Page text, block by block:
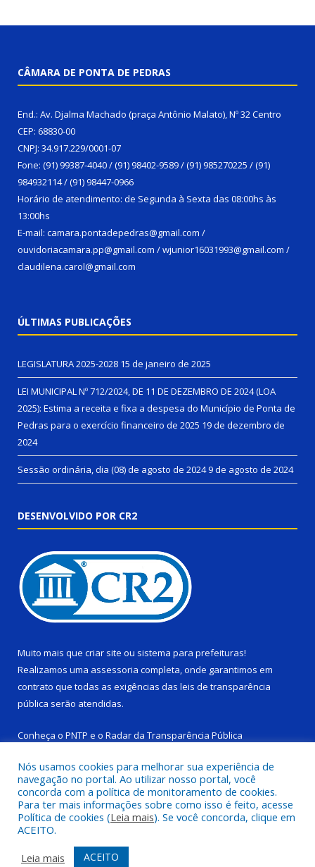
CÂMARA DE PONTA DE PEDRAS
End.: Av. Djalma Machado (praça Antônio Malato), Nº 32 Centro
CEP: 68830-00
CNPJ: 34.917.229/0001-07
Fone: (91) 99387-4040 / (91) 98402-9589 / (91) 985270225 / (91)
984932114 / (91) 98447-0966
Horário de atendimento: de Segunda à Sexta das 08:00hs às
13:00hs
E-mail: camara.pontadepedras@gmail.com /
ouvidoriacamara.pp@gmail.com / wjunior16031993@gmail.com /
claudilena.carol@gmail.com
ÚLTIMAS PUBLICAÇÕES
LEGISLATURA 2025-2028 15 de janeiro de 2025
LEI MUNICIPAL Nº 712/2024, DE 11 DE DEZEMBRO DE 2024 (LOA
2025): Estima a receita e fixa a despesa do Município de Ponta de
Pedras para o exercício financeiro de 2025 19 de dezembro de
2024
Sessão ordinária, dia (08) de agosto de 20249 de agosto de 2024
DESENVOLVIDO POR CR2
Muito mais que criar site ou sistema para prefeituras!
Realizamos uma assessoria completa, onde garantimos em
contrato que todas as exigências das leis de transparência
pública serão atendidas.
Conheça o PNTP e o Radar da Transparência Pública
Todos os direitos reservados a Câmara Municipal de Ponta de
Pedras.
Mapa do Site
Acessar Área Administrativa
Nós usamos cookies para melhorar sua experiência de
navegação no portal. Ao utilizar nosso portal, você
concorda com a política de monitoramento de cookies.
Para ter mais informações sobre como isso é feito, acesse
Política de cookies (Leia mais). Se você concorda, clique em
ACEITO.
Leia mais
ACEITO